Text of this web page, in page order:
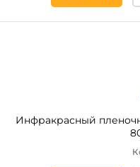
Инфракрасный